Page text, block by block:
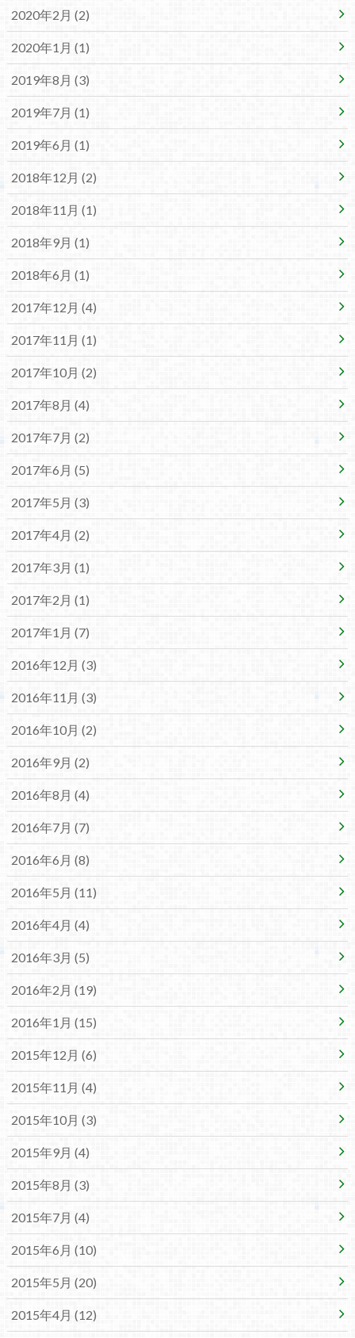
2020年2月 (2)
2020年1月 (1)
2019年8月 (3)
2019年7月 (1)
2019年6月 (1)
2018年12月 (2)
2018年11月 (1)
2018年9月 (1)
2018年6月 (1)
2017年12月 (4)
2017年11月 (1)
2017年10月 (2)
2017年8月 (4)
2017年7月 (2)
2017年6月 (5)
2017年5月 (3)
2017年4月 (2)
2017年3月 (1)
2017年2月 (1)
2017年1月 (7)
2016年12月 (3)
2016年11月 (3)
2016年10月 (2)
2016年9月 (2)
2016年8月 (4)
2016年7月 (7)
2016年6月 (8)
2016年5月 (11)
2016年4月 (4)
2016年3月 (5)
2016年2月 (19)
2016年1月 (15)
2015年12月 (6)
2015年11月 (4)
2015年10月 (3)
2015年9月 (4)
2015年8月 (3)
2015年7月 (4)
2015年6月 (10)
2015年5月 (20)
2015年4月 (12)